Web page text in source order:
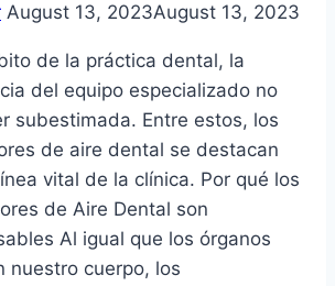
August 13, 2023August 13, 2023
de la práctica dental, la
del equipo especializado no
subestimada. Entre estos, los
de aire dental se destacan
vital de la clínica. Por qué los
de Aire Dental son
Al igual que los órganos
nuestro cuerpo, los